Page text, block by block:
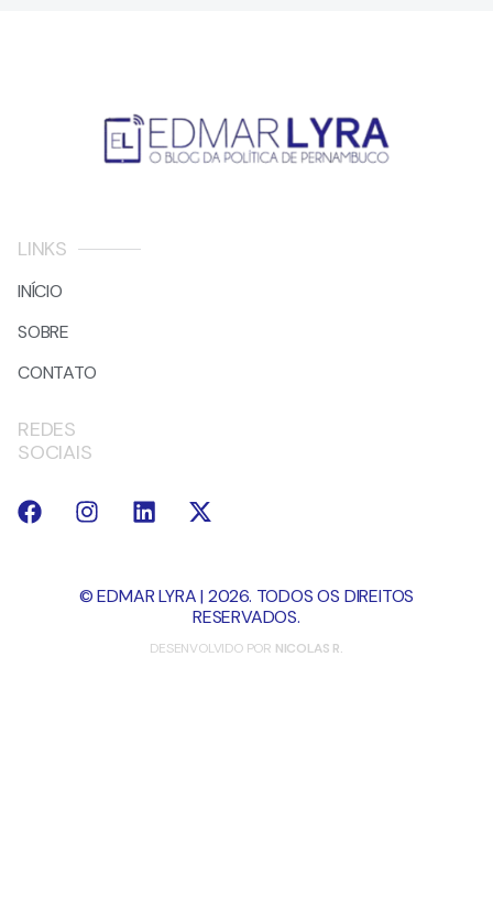
LINKS
INÍCIO
SOBRE
CONTATO
REDES
SOCIAIS
© EDMAR LYRA | 2026. TODOS OS DIREITOS
RESERVADOS.
DESENVOLVIDO POR NICOLAS R.